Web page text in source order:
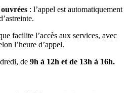
: l’appel est automatiquement
facilite l’accès aux services, avec
l’heure d’appel.
de 9h à 12h et de 13h à 16h.